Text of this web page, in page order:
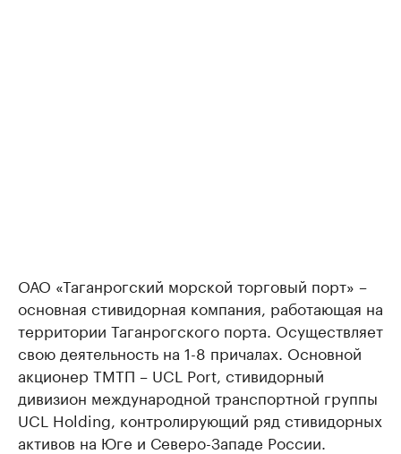
ОАО «Таганрогский морской торговый порт» –
основная стивидорная компания, работающая на
территории Таганрогского порта. Осуществляет
свою деятельность на 1-8 причалах. Основной
акционер ТМТП – UCL Port, стивидорный
дивизион международной транспортной группы
UCL Holding, контролирующий ряд стивидорных
активов на Юге и Северо-Западе России.